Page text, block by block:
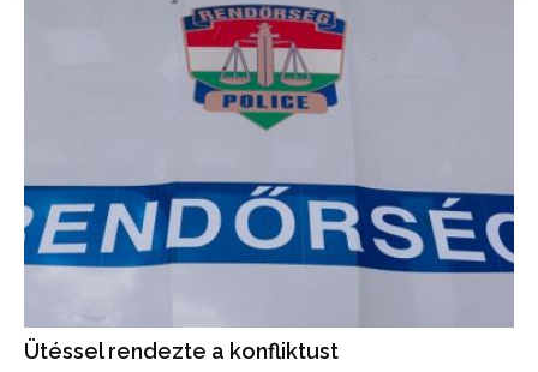
Ütéssel rendezte a konfliktust